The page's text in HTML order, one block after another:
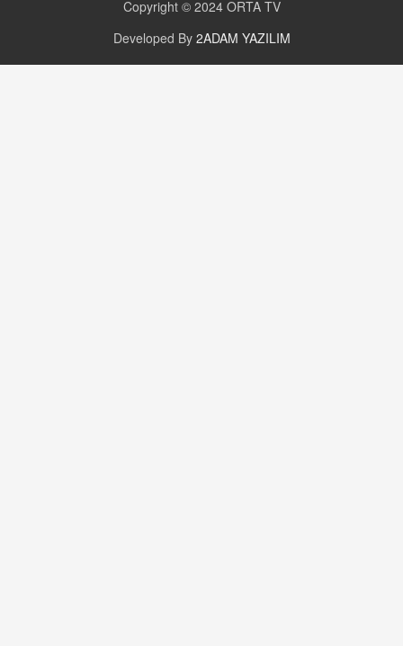
Copyright © 2024 ORTA TV
Developed By 2ADAM YAZILIM